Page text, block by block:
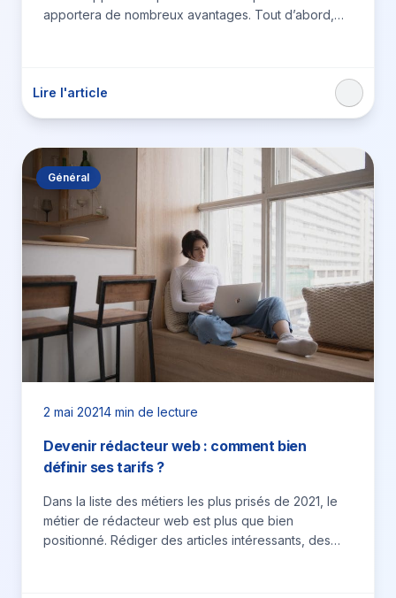
apportera de nombreux avantages. Tout d’abord,
Lire l'article
Général
2 mai 20214 min de lecture
Devenir rédacteur web : comment bien
définir ses tarifs ?
Dans la liste des métiers les plus prisés de 2021, le
métier de rédacteur web est plus que bien
positionné. Rédiger des articles intéressants, des